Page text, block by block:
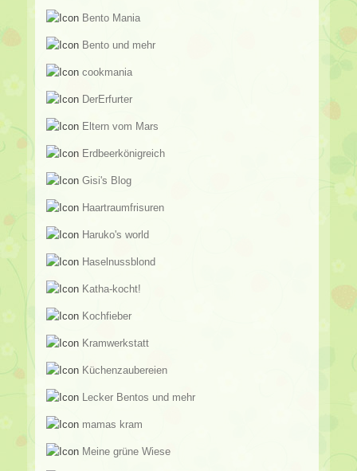
Bento Mania
Bento und mehr
cookmania
DerErfurter
Eltern vom Mars
Erdbeerkönigreich
Gisi's Blog
Haartraumfrisuren
Haruko's world
Haselnussblond
Katha-kocht!
Kochfieber
Kramwerkstatt
Küchenzaubereien
Lecker Bentos und mehr
mamas kram
Meine grüne Wiese